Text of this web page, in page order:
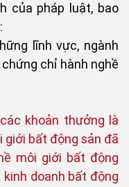
của pháp luật, bao
lĩnh vực, ngành
chỉ hành nghề
khoản thưởng là
giới bất động sản đã
môi giới bất động
doanh bất động